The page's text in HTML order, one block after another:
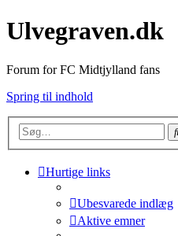
Ulvegraven.dk
Forum for FC Midtjylland fans
Spring til indhold
Hurtige links
Ubesvarede indlæg
Aktive emner